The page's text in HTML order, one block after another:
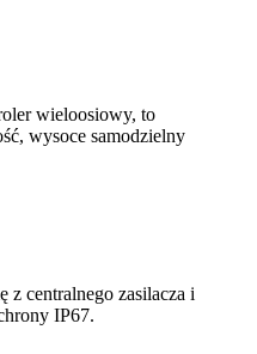
wieloosiowy, to
wysoce samodzielny
z centralnego zasilacza i
IP67.